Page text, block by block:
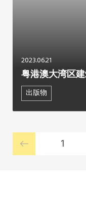
2023.06.21
粤港澳大湾区
出版物
1